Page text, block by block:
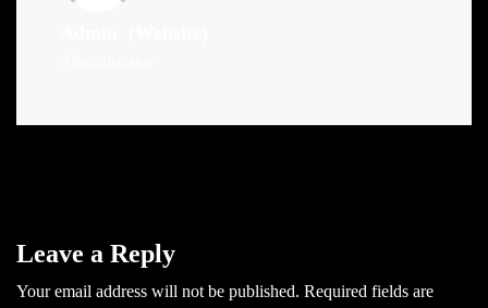
Leave a Reply
Your email address will not be published. Required fields are